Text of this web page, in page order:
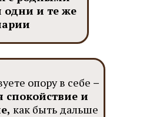
одни и те же
опору в себе –
спокойствие и
как быть дальше